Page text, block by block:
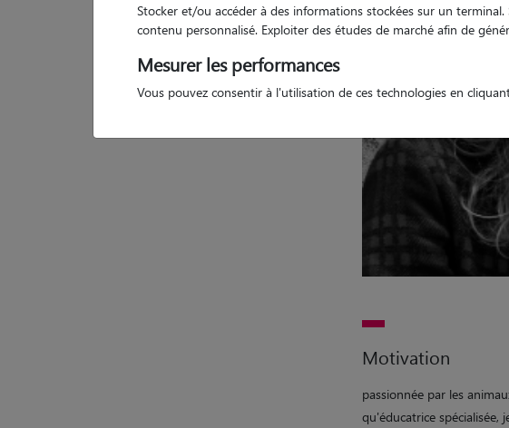
Motivation
passionnée par les
qu'éducatrice spécialisée,
Stocker et/ou accéder à des informations stockées sur un
contenu personnalisé. Exploiter des études de marché afin de
Mesurer les performances
Vous pouvez consentir à l'utilisation de ces technologies en